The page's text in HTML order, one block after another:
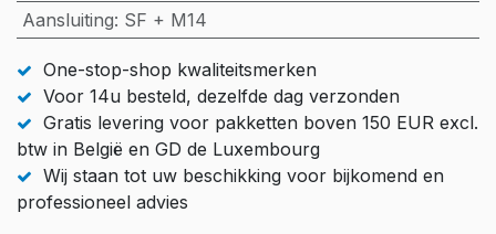
Aansluiting: SF + M14
One-stop-shop kwaliteitsmerken
Voor 14u besteld, dezelfde dag verzonden
Gratis levering voor pakketten boven 150 EUR excl.
btw in België en GD de Luxembourg
Wij staan tot uw beschikking voor bijkomend en
professioneel advies